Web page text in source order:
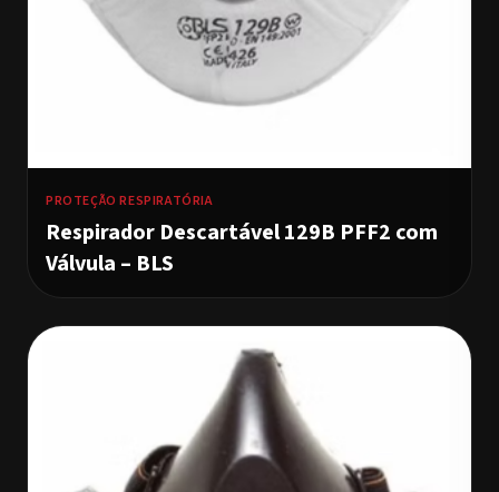
PROTEÇÃO RESPIRATÓRIA
Respirador Descartável 129B PFF2 com
Válvula – BLS